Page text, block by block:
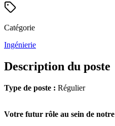
Catégorie
Ingénierie
Description du poste
Type de poste : Régulier
Votre futur rôle au sein de